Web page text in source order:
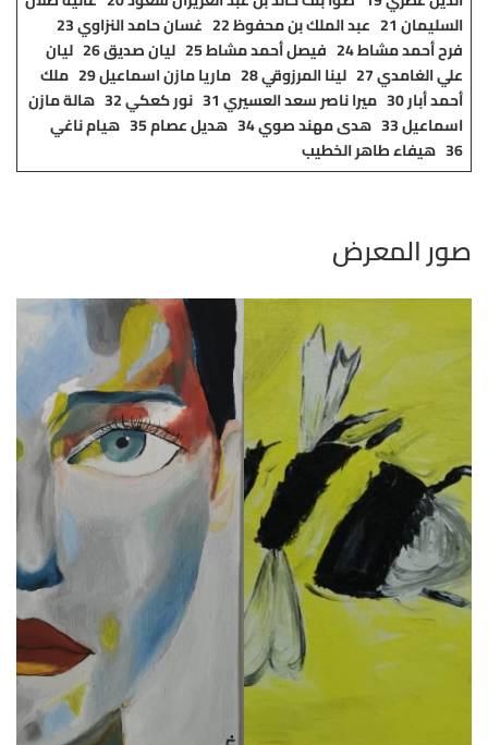
السليمان21 عبد الملك بن محفوظ 22 غسان حامد النزاوي
فرح أحمد مشاط24 فيصل أحمد مشاط 25 ليان صديق
26 ليان
علي الغامدي27 لينا المرزوقي 28 ماريا مازن اسماعيل
29 ملك
أحمد أبار30 ميرا ناصر سعد العسيري 31 نور كعكي
32 هالة مازن
اسماعيل33 هدى مهند صوي 34 هديل عصام
35 هيام ناغي
36 هيفاء طاهر الخطيب
صور المعرض